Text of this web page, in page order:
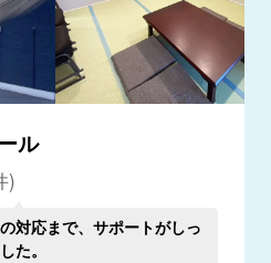
ル
)
対応まで、サポートがしっ
た。